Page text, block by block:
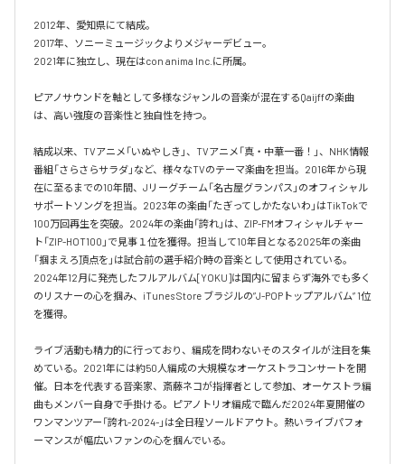
2012年、愛知県にて結成。
2017年、ソニーミュージックよりメジャーデビュー。
2021年に独立し、現在はcon anima Inc.に所属。
ピアノサウンドを軸として多様なジャンルの音楽が混在するQaijffの楽曲
は、高い強度の音楽性と独自性を持つ。
結成以来、TVアニメ「いぬやしき」、TVアニメ「真・中華一番！」、NHK情報
番組「さらさらサラダ」など、様々なTVのテーマ楽曲を担当。2016年から現
在に至るまでの10年間、Jリーグチーム「名古屋グランパス」のオフィシャル
サポートソングを担当。2023年の楽曲「たぎってしかたないわ」はTikTokで
100万回再生を突破。2024年の楽曲「誇れ」は、ZIP-FMオフィシャルチャー
ト「ZIP-HOT100」で見事１位を獲得。担当して10年目となる2025年の楽曲
「掴まえろ頂点を」は試合前の選手紹介時の音楽として使用されている。
2024年12月に発売したフルアルバム[YOKU]は国内に留まらず海外でも多く
のリスナーの心を掴み、iTunes Store ブラジルの”J-POPトップアルバム” 1位
を獲得。
ライブ活動も精力的に行っており、編成を問わないそのスタイルが注目を集
めている。2021年には約50人編成の大規模なオーケストラコンサートを開
催。日本を代表する音楽家、斎藤ネコが指揮者として参加、オーケストラ編
曲もメンバー自身で手掛ける。ピアノトリオ編成で臨んだ2024年夏開催の
ワンマンツアー「誇れ-2024-」は全日程ソールドアウト。熱いライブパフォ
ーマンスが幅広いファンの心を掴んでいる。